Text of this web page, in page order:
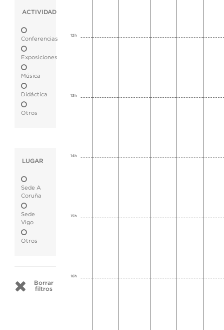
ACTIVIDAD
Conferencias
Exposiciones
Música
Didáctica
Otros
LUGAR
Sede A
Coruña
Sede
Vigo
Otros
Borrar
filtros
12h
13h
14h
15h
16h